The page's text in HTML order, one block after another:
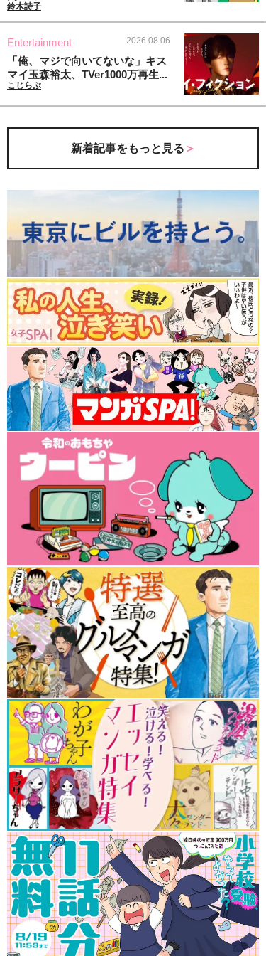
鈴木詩子
Entertainment 2026.08.06
「俺、マジで向いてないな」キス
マイ玉森裕太、TVer1000万再生...
こじらぶ
新着記事をもっと見る